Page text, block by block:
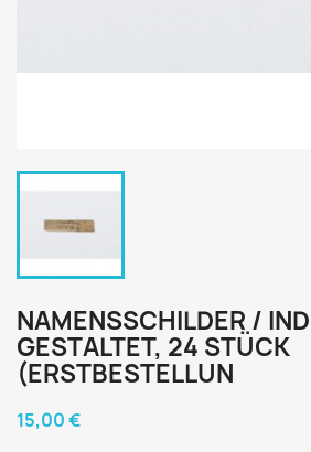
NAMENSSCHILDER /
GESTALTET, 24 STÜCK
(ERSTBESTELLUN
15,00 €